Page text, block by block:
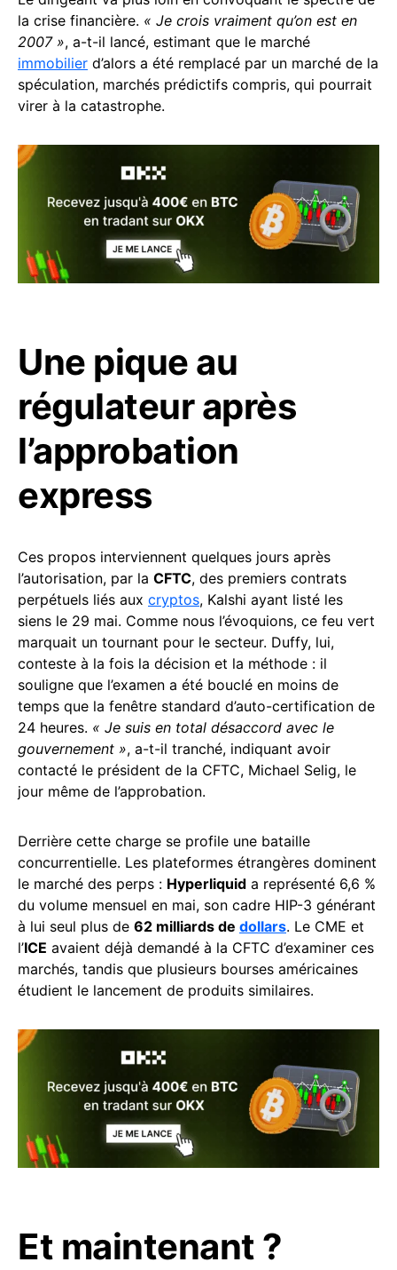
la crise financière. « Je crois vraiment qu’on est en
2007 », a-t-il lancé, estimant que le marché
immobilier d’alors a été remplacé par un marché de la
spéculation, marchés prédictifs compris, qui pourrait
virer à la catastrophe.
Une pique au
régulateur après
l’approbation
express
Ces propos interviennent quelques jours après
l’autorisation, par la CFTC, des premiers contrats
perpétuels liés aux cryptos, Kalshi ayant listé les
siens le 29 mai. Comme nous l’évoquions, ce feu vert
marquait un tournant pour le secteur. Duffy, lui,
conteste à la fois la décision et la méthode : il
souligne que l’examen a été bouclé en moins de
temps que la fenêtre standard d’auto-certification de
24 heures. « Je suis en total désaccord avec le
gouvernement », a-t-il tranché, indiquant avoir
contacté le président de la CFTC, Michael Selig, le
jour même de l’approbation.
Derrière cette charge se profile une bataille
concurrentielle. Les plateformes étrangères dominent
le marché des perps : Hyperliquid a représenté 6,6 %
du volume mensuel en mai, son cadre HIP-3 générant
à lui seul plus de 62 milliards de dollars. Le CME et
l’ICE avaient déjà demandé à la CFTC d’examiner ces
marchés, tandis que plusieurs bourses américaines
étudient le lancement de produits similaires.
Et maintenant ?